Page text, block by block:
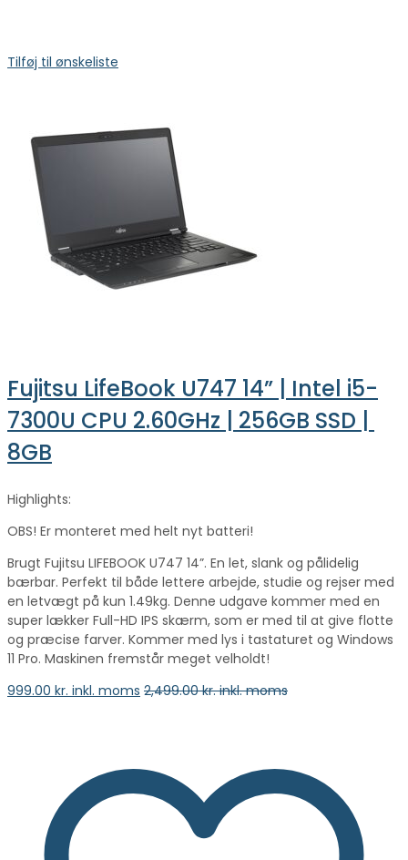
Tilføj til ønskeliste
Fujitsu LifeBook U747 14” | Intel i5-
7300U CPU 2.60GHz | 256GB SSD |
8GB
Highlights:
OBS! Er monteret med helt nyt batteri!
Brugt Fujitsu LIFEBOOK U747 14”. En let, slank og pålidelig
bærbar. Perfekt til både lettere arbejde, studie og rejser med
en letvægt på kun 1.49kg. Denne udgave kommer med en
super lækker Full-HD IPS skærm, som er med til at give flotte
og præcise farver. Kommer med lys i tastaturet og Windows
11 Pro. Maskinen fremstår meget velholdt!
999.00 kr. inkl. moms 2,499.00kr. inkl. moms